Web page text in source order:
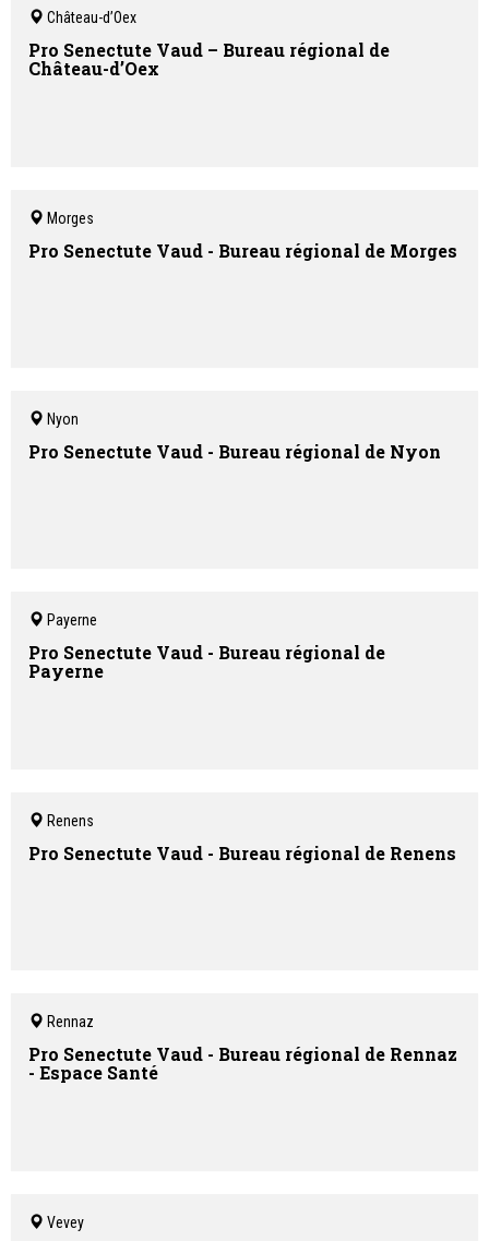
Château-d’Oex
Pro Senectute Vaud – Bureau régional de
Château-d’Oex
Morges
Pro Senectute Vaud - Bureau régional de Morges
Nyon
Pro Senectute Vaud - Bureau régional de Nyon
Payerne
Pro Senectute Vaud - Bureau régional de
Payerne
Renens
Pro Senectute Vaud - Bureau régional de Renens
Rennaz
Pro Senectute Vaud - Bureau régional de Rennaz
- Espace Santé
Vevey